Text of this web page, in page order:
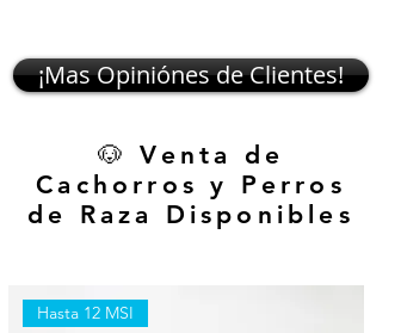
¡Mas Opiniónes de Clientes!
🐶 Venta de
Cachorros y Perros
de Raza Disponibles
Hasta 12 MSI